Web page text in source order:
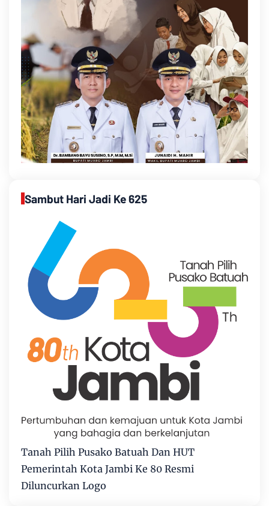
Sambut Hari Jadi Ke 625
Tanah Pilih Pusako Batuah Dan HUT
Pemerintah Kota Jambi Ke 80 Resmi
Diluncurkan Logo